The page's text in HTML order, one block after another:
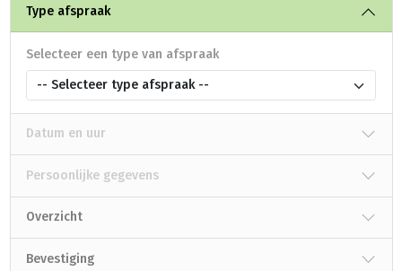
Type afspraak
Selecteer een type van afspraak
-- Selecteer type afspraak --
Datum en uur
Persoonlijke gegevens
Overzicht
Bevestiging